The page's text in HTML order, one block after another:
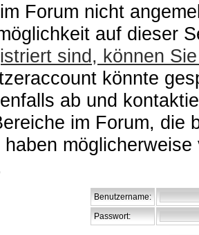
Forum nicht
auf dieser
sind, können
könnte
ab und
im Forum, die
haben
Benutzername:
Passwort: